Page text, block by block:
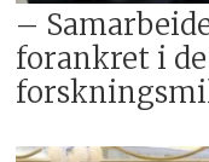
–
forankret i